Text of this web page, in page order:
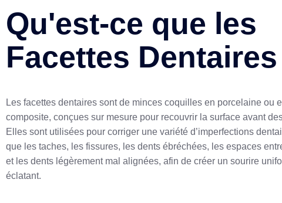
Qu'est-ce que les
Facettes
Les facettes dentaires sont de minces coquilles en porcelaine ou
composite, conçues sur mesure pour recouvrir la surface avant
Elles sont utilisées pour corriger une variété d’imperfections
que les taches, les fissures, les dents ébréchées, les espaces
et les dents légèrement mal alignées, afin de créer un sourire
éclatant.